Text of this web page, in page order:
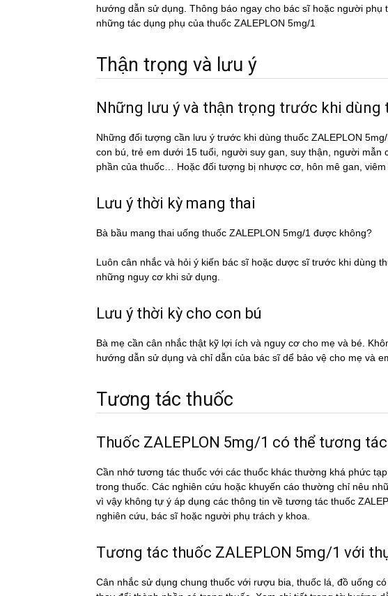
hướng dẫn sử dụng. Thông báo ngay cho bác sĩ hoặc người phụ
những tác dụng phụ của thuốc ZALEPLON 5mg/1
Thận trọng và lưu ý
Những lưu ý và thận trọng trước khi dùng
Những đối tượng cần lưu ý trước khi dùng thuốc ZALEPLON
con bú, trẻ em dưới 15 tuổi, người suy gan, suy thận, người mẫn
phần của thuốc… Hoặc đối tượng bị nhược cơ, hôn mê gan, viêm
Lưu ý thời kỳ mang thai
Bà bầu mang thai uống thuốc ZALEPLON 5mg/1 được không?
Luôn cân nhắc và hỏi ý kiến bác sĩ hoặc dược sĩ trước khi dùng
những nguy cơ khi sử dụng.
Lưu ý thời kỳ cho con bú
Bà mẹ cần cân nhắc thật kỹ lợi ích và nguy cơ cho mẹ và bé.
hướng dẫn sử dụng và chỉ dẫn của bác sĩ dể bảo vệ cho mẹ và
Tương tác thuốc
Thuốc ZALEPLON 5mg/1 có thể tương
Cần nhớ tương tác thuốc với các thuốc khác thường khá phức
trong thuốc. Các nghiên cứu hoặc khuyến cáo thường chỉ nêu
vì vậy không tự ý áp dụng các thông tin về tương tác thuốc
nghiên cứu, bác sĩ hoặc người phụ trách y khoa.
Tương tác thuốc ZALEPLON 5mg/1 với
Cân nhắc sử dụng chung thuốc với rượu bia, thuốc lá, đồ uống